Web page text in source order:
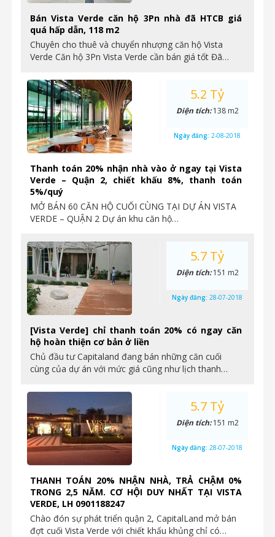
Bán Vista Verde căn hộ 3Pn nhà đã HTCB giá
quá hấp dẫn, 118 m2
Chuyên cho thuê và chuyển nhượng căn hộ Vista
Verde Căn hộ 3Pn Vista Verde cần bán giá tốt Đã…
Thanh toán 20% nhận nhà vào ở ngay tại Vista
Verde – Quận 2, chiết khấu 8%, thanh toán
5%/quý
MỞ BÁN 60 CĂN HỘ CUỐI CÙNG TẠI DỰ ÁN VISTA
VERDE – QUẬN 2 Dự án khu căn hộ…
5.2 Tỷ
Diện tích:138 m2
Ngày đăng: 2-08-2018
[Vista Verde] chỉ thanh toán 20% có ngay căn
hộ hoàn thiện cơ bản ở liền
Chủ đầu tư Capitaland đang bán những căn cuối
cùng của dự án với mức giá cũng như lịch thanh…
5.7 Tỷ
Diện tích:151 m2
Ngày đăng: 28-07-2018
THANH TOÁN 20% NHẬN NHÀ, TRẢ CHẬM 0%
TRONG 2,5 NĂM. CƠ HỘI DUY NHẤT TẠI VISTA
VERDE, LH 0901188247
Chào đón sự phát triển quận 2, CapitalLand mở bán
đợt cuối Vista Verde với chiết khấu khủng chỉ có…
5.7 Tỷ
Diện tích:151 m2
Ngày đăng: 28-07-2018